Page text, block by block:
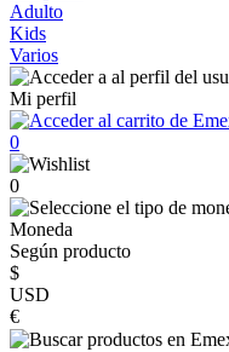
Adulto
Kids
Varios
Mi perfil
0
0
Moneda
Según producto
$
USD
€